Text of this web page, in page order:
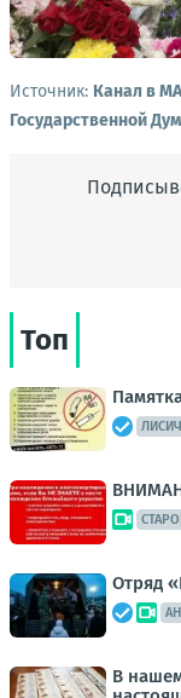
Источник: Канал в
Государственной
Топ
Отряд
В